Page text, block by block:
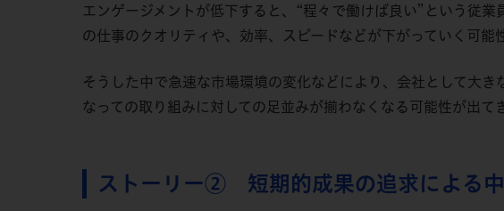
エンゲージメントが低下すると、“程々で働けば良い”という従
の仕事のクオリティや、効率、スピードなどが下がっていく可能
そうした中で急速な市場環境の変化などにより、会社として大
なっての取り組みに対しての足並みが揃わなくなる可能性が出
ストーリー② 短期的成果の追求による